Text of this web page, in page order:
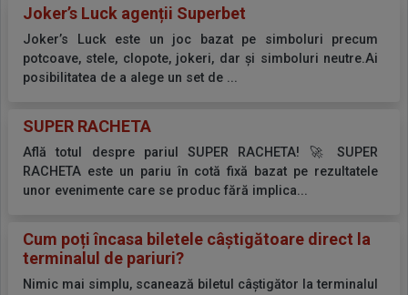
Joker’s Luck agenții Superbet
Joker’s Luck este un joc bazat pe simboluri precum
potcoave, stele, clopote, jokeri, dar și simboluri neutre.Ai
posibilitatea de a alege un set de ...
SUPER RACHETA
Află totul despre pariul SUPER RACHETA! 🚀 SUPER
RACHETA este un pariu în cotă fixă bazat pe rezultatele
unor evenimente care se produc fără implica...
Cum poți încasa biletele câștigătoare direct la
terminalul de pariuri?
Nimic mai simplu, scanează biletul câștigător la terminalul